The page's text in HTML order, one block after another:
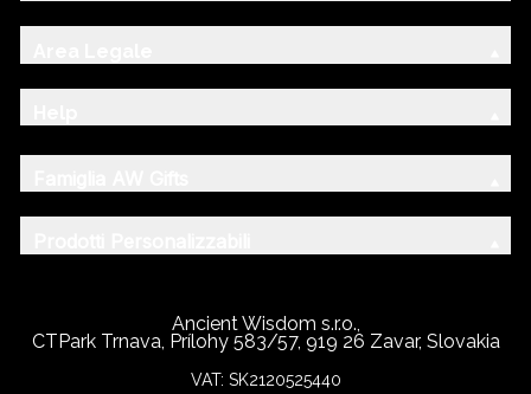
Ancient Wisdom s.r.o.,
CTPark Trnava, Prílohy 583/57, 919 26 Zavar, Slovakia
VAT: SK2120525440